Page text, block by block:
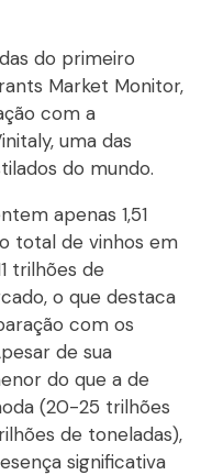
do primeiro
Market Monitor,
com a
uma das
do mundo.
apenas 1,51
total de vinhos em
trilhões de
o que destaca
com os
de sua
do que a de
(20-25 trilhões
de toneladas),
significativa